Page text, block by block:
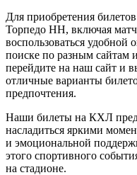
Для приобретения
Торпедо НН, включая
воспользоваться удобной
поиске по разным сайтам
перейдите на наш сайт и
отличные варианты
предпочтения.
Наши билеты на КХЛ
насладиться яркими
и эмоциональной
этого спортивного
на стадионе.